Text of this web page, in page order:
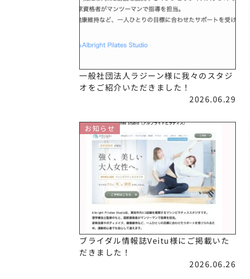
一般社団法人ラジーン様に我々のスタジ
オをご紹介いただきました！
2026.06.29
お知らせ
ブライダル情報誌Veitu様にご掲載いた
だきました！
2026.06.26